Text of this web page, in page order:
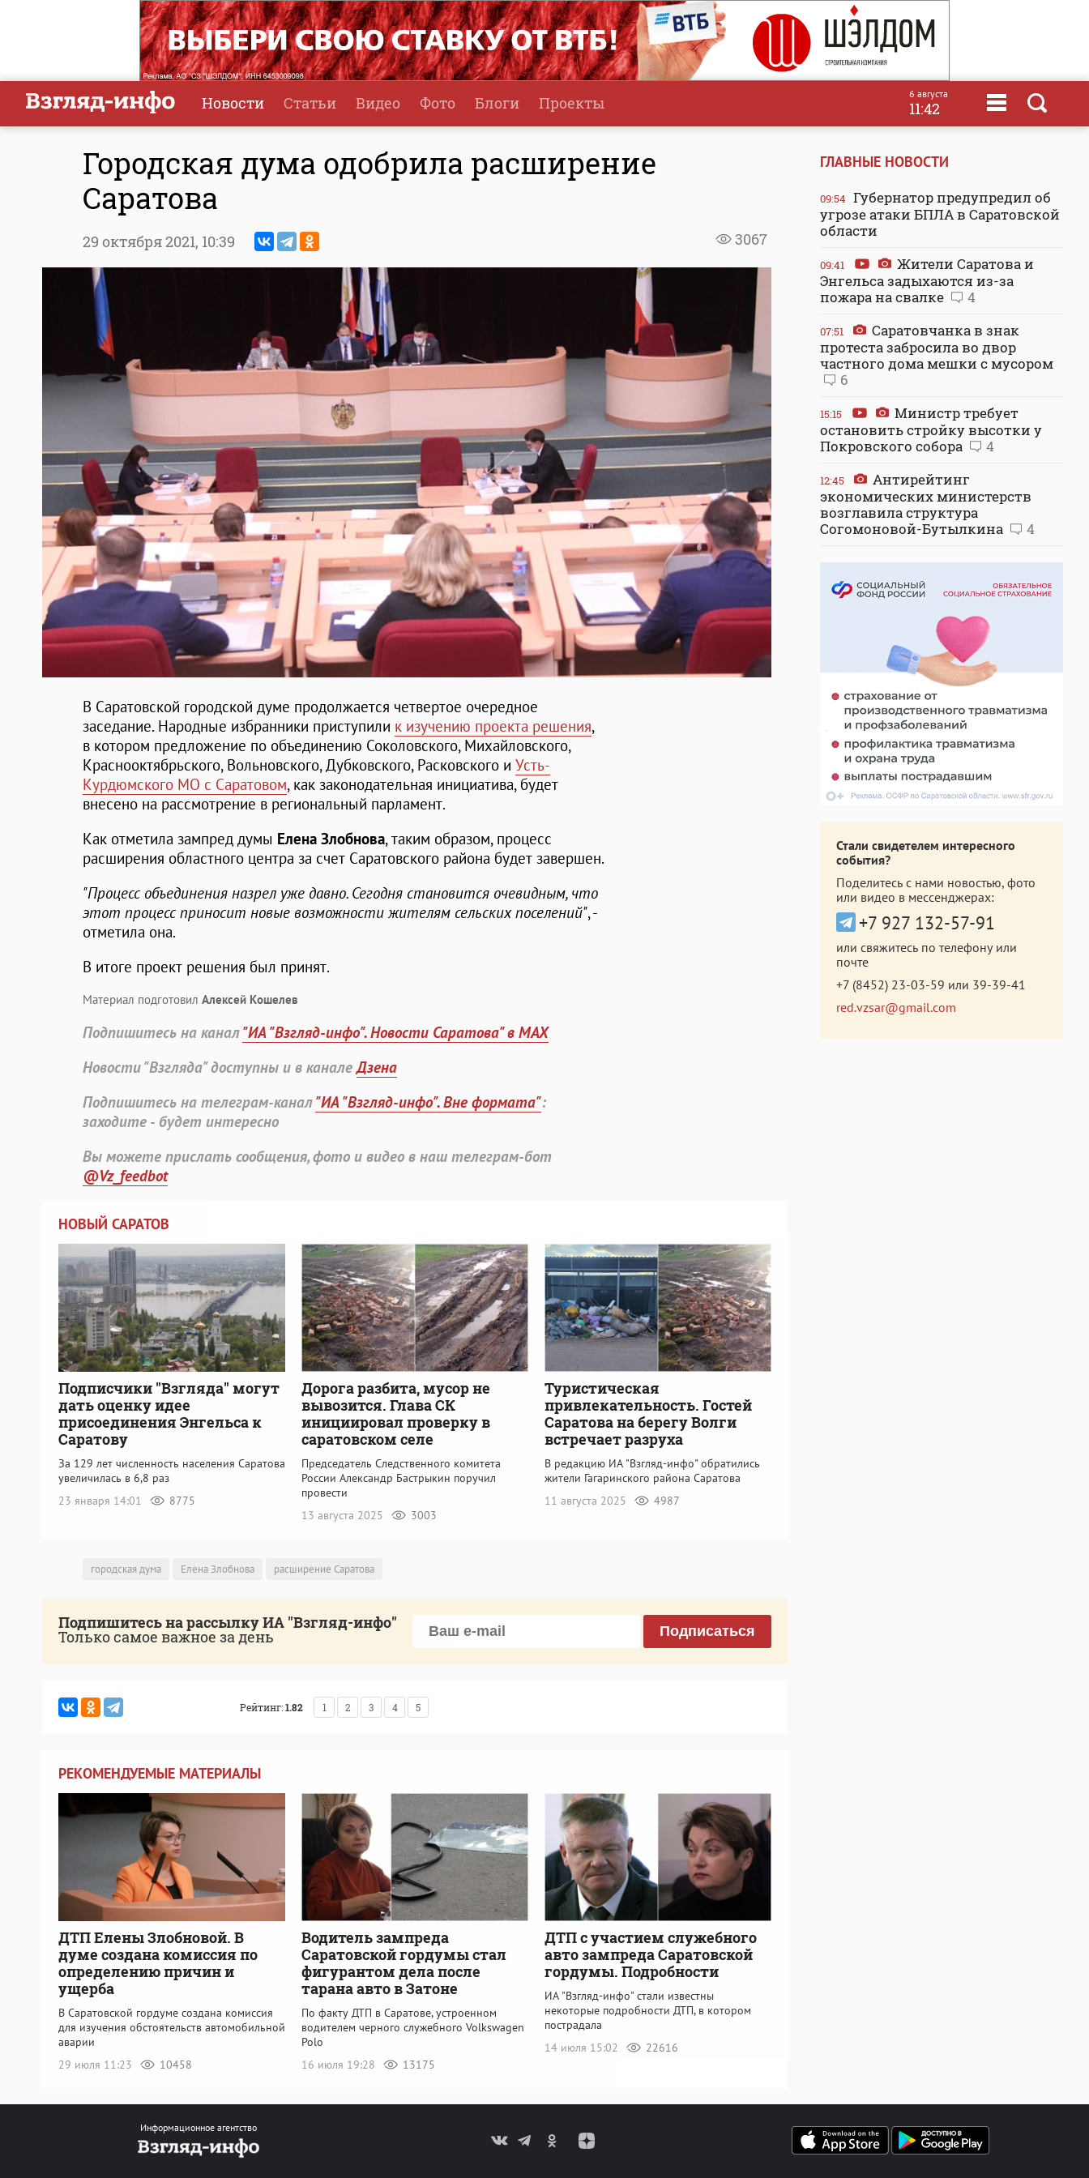
Новости Статьи Видео Фото Блоги Проекты 6 августа
11:42
Городская дума одобрила расширение
Саратова
3067
29 октября 2021, 10:39
В Саратовской городской думе продолжается четвертое очередное
заседание. Народные избранники приступили к изучению проекта решения,
в котором предложение по объединению Соколовского, Михайловского,
Краснооктябрьского, Вольновского, Дубковского, Расковского и Усть-
Курдюмского МО с Саратовом, как законодательная инициатива, будет
внесено на рассмотрение в региональный парламент.
Как отметила зампред думы Елена Злобнова, таким образом, процесс
расширения областного центра за счет Саратовского района будет завершен.
"Процесс объединения назрел уже давно. Сегодня становится очевидным, что
этот процесс приносит новые возможности жителям сельских поселений", -
отметила она.
В итоге проект решения был принят.
Материал подготовил Алексей Кошелев
Подпишитесь на канал"ИА "Взгляд-инфо". Новости Саратова" в MAX
Новости "Взгляда" доступны и в каналеДзена
Подпишитесь на телеграм-канал"ИА "Взгляд-инфо". Вне формата":
заходите - будет интересно
Вы можете прислать сообщения, фото и видео в наш телеграм-бот
@Vz_feedbot
НОВЫЙ САРАТОВ
Подписчики "Взгляда" могут
дать оценку идее
присоединения Энгельса к
Саратову
За 129 лет численность населения Саратова
увеличилась в 6,8 раз
23 января 14:01
8775
Дорога разбита, мусор не
вывозится. Глава СК
инициировал проверку в
саратовском селе
Председатель Следственного комитета
России Александр Бастрыкин поручил
провести
13 августа 2025
3003
Туристическая
привлекательность. Гостей
Саратова на берегу Волги
встречает разруха
В редакцию ИА "Взгляд-инфо" обратились
жители Гагаринского района Саратова
11 августа 2025
4987
городская дума Елена Злобнова расширение Саратова
Подпишитесь на рассылку ИА "Взгляд-инфо"
Только самое важное за день Подписаться
Рейтинг:1.82 1 2 3 4 5
РЕКОМЕНДУЕМЫЕ МАТЕРИАЛЫ
ДТП Елены Злобновой. В
думе создана комиссия по
определению причин и
ущерба
В Саратовской гордуме создана комиссия
для изучения обстоятельств автомобильной
аварии
29 июля 11:23
10458
Водитель зампреда
Саратовской гордумы стал
фигурантом дела после
тарана авто в Затоне
По факту ДТП в Саратове, устроенном
водителем черного служебного Volkswagen
Polo
16 июля 19:28
13175
ДТП с участием служебного
авто зампреда Саратовской
гордумы. Подробности
ИА "Взгляд-инфо" стали известны
некоторые подробности ДТП, в котором
пострадала
14 июля 15:02
22616
ГЛАВНЫЕ НОВОСТИ
09:54 Губернатор предупредил об
угрозе атаки БПЛА в Саратовской
области
09:41
Жители Саратова и
Энгельса задыхаются из-за
пожара на свалке
4
07:51
Саратовчанка в знак
протеста забросила во двор
частного дома мешки с мусором
6
15:15
Министр требует
остановить стройку высотки у
Покровского собора
4
12:45
Антирейтинг
экономических министерств
возглавила структура
Согомоновой-Бутылкина
4
Стали свидетелем интересного
события?
Поделитесь с нами новостью, фото
или видео в мессенджерах:
+7 927 132-57-91
или свяжитесь по телефону или
почте
+7 (8452) 23-03-59 или 39-39-41
red.vzsar@gmail.com
Информационное агентство